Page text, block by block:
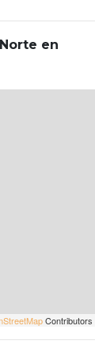
en
Contributors